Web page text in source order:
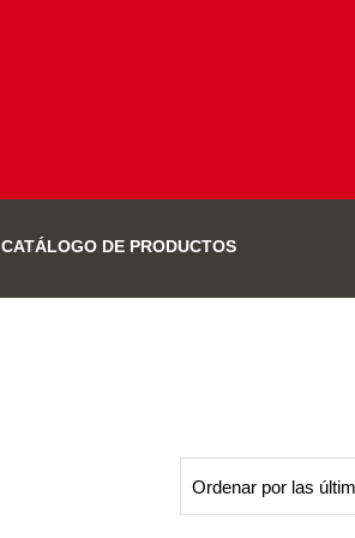
CATÁLOGO DE PRODUCTOS